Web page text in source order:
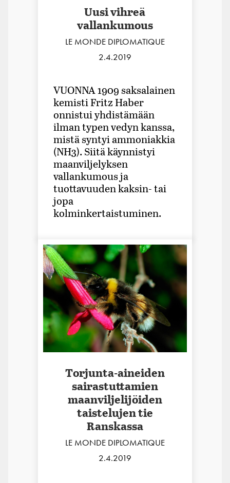
Uusi vihreä
vallankumous
LE MONDE DIPLOMATIQUE
2.4.2019
VUONNA 1909 saksalainen
kemisti Fritz Haber
onnistui yhdistämään
ilman typen vedyn kanssa,
mistä syntyi ammoniakkia
(NH3). Siitä käynnistyi
maanviljelyksen
vallankumous ja
tuottavuuden kaksin- tai
jopa
kolminkertaistuminen.
Torjunta-aineiden
sairastuttamien
maanviljelijöiden
taistelujen tie
Ranskassa
LE MONDE DIPLOMATIQUE
2.4.2019